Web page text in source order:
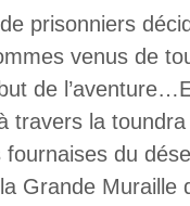
prisonniers
venus de
de
travers la
fournaises du
Grande Muraille